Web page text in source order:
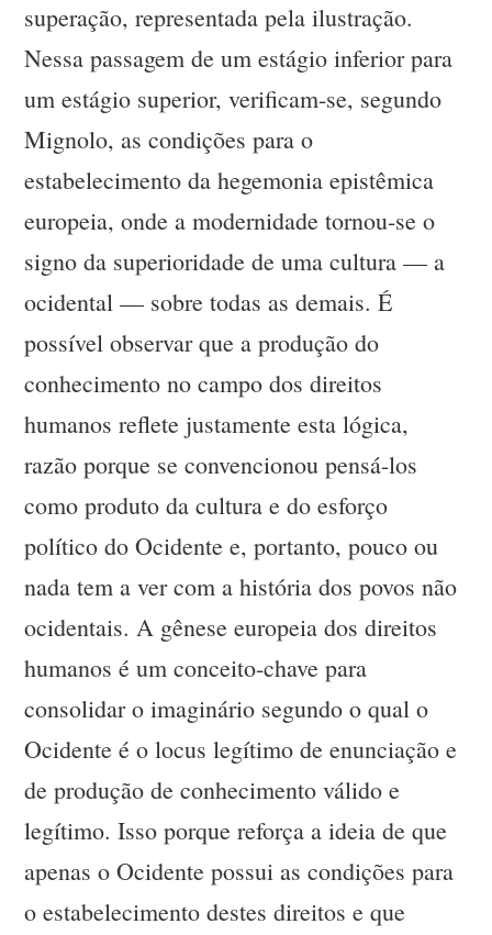
superação, representada pela ilustração.
Nessa passagem de um estágio inferior para
um estágio superior, verificam-se, segundo
Mignolo, as condições para o
estabelecimento da hegemonia epistêmica
europeia, onde a modernidade tornou-se o
signo da superioridade de uma cultura — a
ocidental — sobre todas as demais. É
possível observar que a produção do
conhecimento no campo dos direitos
humanos reflete justamente esta lógica,
razão porque se convencionou pensá-los
como produto da cultura e do esforço
político do Ocidente e, portanto, pouco ou
nada tem a ver com a história dos povos não
ocidentais. A gênese europeia dos direitos
humanos é um conceito-chave para
consolidar o imaginário segundo o qual o
Ocidente é o locus legítimo de enunciação e
de produção de conhecimento válido e
legítimo. Isso porque reforça a ideia de que
apenas o Ocidente possui as condições para
o estabelecimento destes direitos e que